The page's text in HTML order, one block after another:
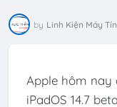
by Linh Kiện Máy
Apple hôm nay
iPadOS 14.7